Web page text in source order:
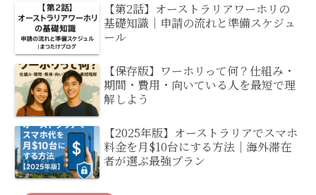
【第2話】オーストラリアワーホリの
基礎知識｜申請の流れと準備スケジュ
ール
【保存版】ワーホリって何？仕組み・
期間・費用・向いている人を最短で理
解しよう
【2025年版】オーストラリアでスマホ
料金を月$10台にする方法｜海外滞在
者が選ぶ最強プラン